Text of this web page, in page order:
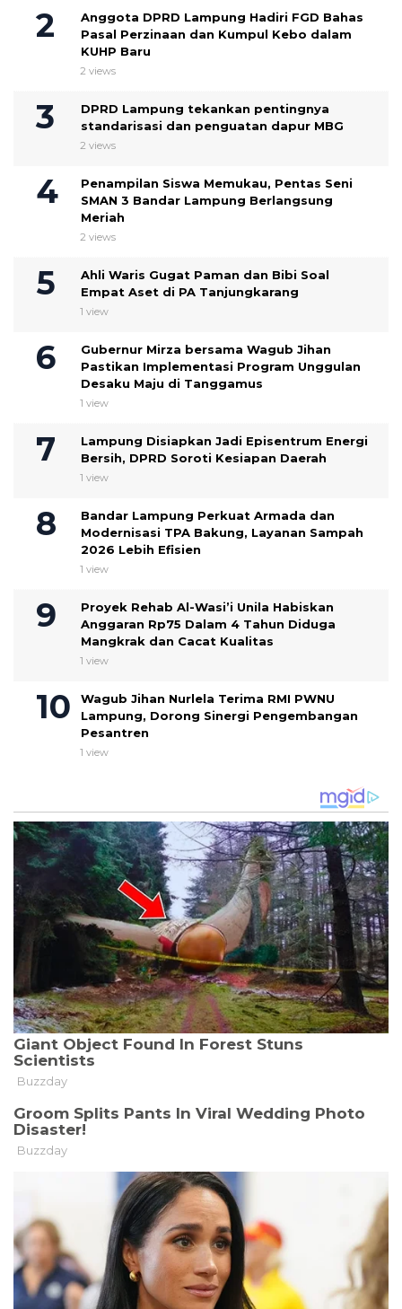
Anggota DPRD Lampung Hadiri FGD Bahas
Pasal Perzinaan dan Kumpul Kebo dalam
KUHP Baru
2 views
DPRD Lampung tekankan pentingnya
standarisasi dan penguatan dapur MBG
2 views
Penampilan Siswa Memukau, Pentas Seni
SMAN 3 Bandar Lampung Berlangsung
Meriah
2 views
Ahli Waris Gugat Paman dan Bibi Soal
Empat Aset di PA Tanjungkarang
1 view
Gubernur Mirza bersama Wagub Jihan
Pastikan Implementasi Program Unggulan
Desaku Maju di Tanggamus
1 view
Lampung Disiapkan Jadi Episentrum Energi
Bersih, DPRD Soroti Kesiapan Daerah
1 view
Bandar Lampung Perkuat Armada dan
Modernisasi TPA Bakung, Layanan Sampah
2026 Lebih Efisien
1 view
Proyek Rehab Al-Wasi’i Unila Habiskan
Anggaran Rp75 Dalam 4 Tahun Diduga
Mangkrak dan Cacat Kualitas
1 view
Wagub Jihan Nurlela Terima RMI PWNU
Lampung, Dorong Sinergi Pengembangan
Pesantren
1 view